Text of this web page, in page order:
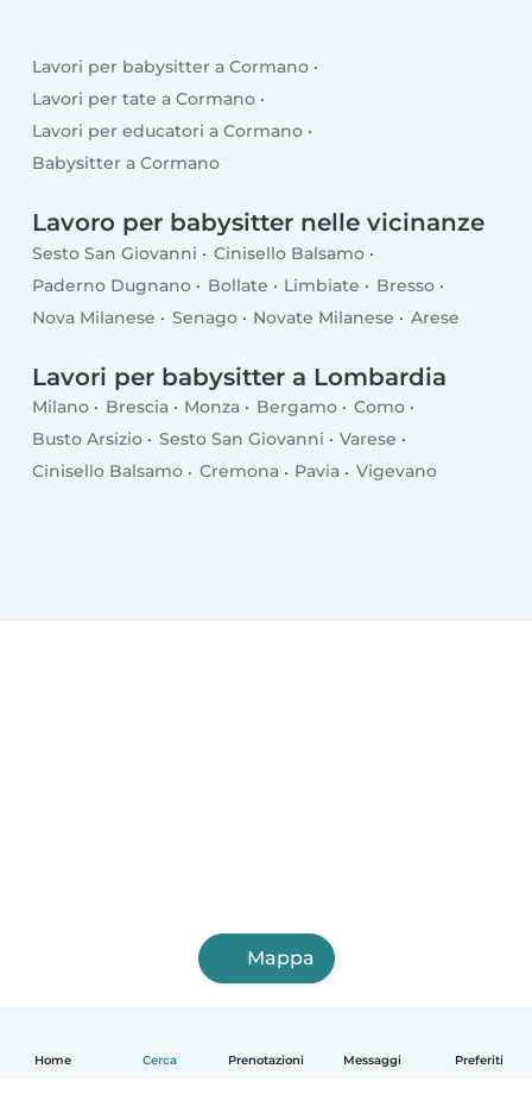
Home Cerca Prenotazioni Messaggi Preferiti
Lavori per babysitter a Cormano
Lavori per tate a Cormano
Lavori per educatori a Cormano
Babysitter a Cormano
Lavoro per babysitter nelle vicinanze
Sesto San Giovanni
Cinisello Balsamo
Paderno Dugnano
Bollate Limbiate
Bresso
Nova Milanese
Senago Novate Milanese Arese
Lavori per babysitter a Lombardia
Milano Brescia Monza Bergamo
Como
Busto Arsizio
Sesto San Giovanni
Varese
Cinisello Balsamo
Cremona Pavia Vigevano
Mappa